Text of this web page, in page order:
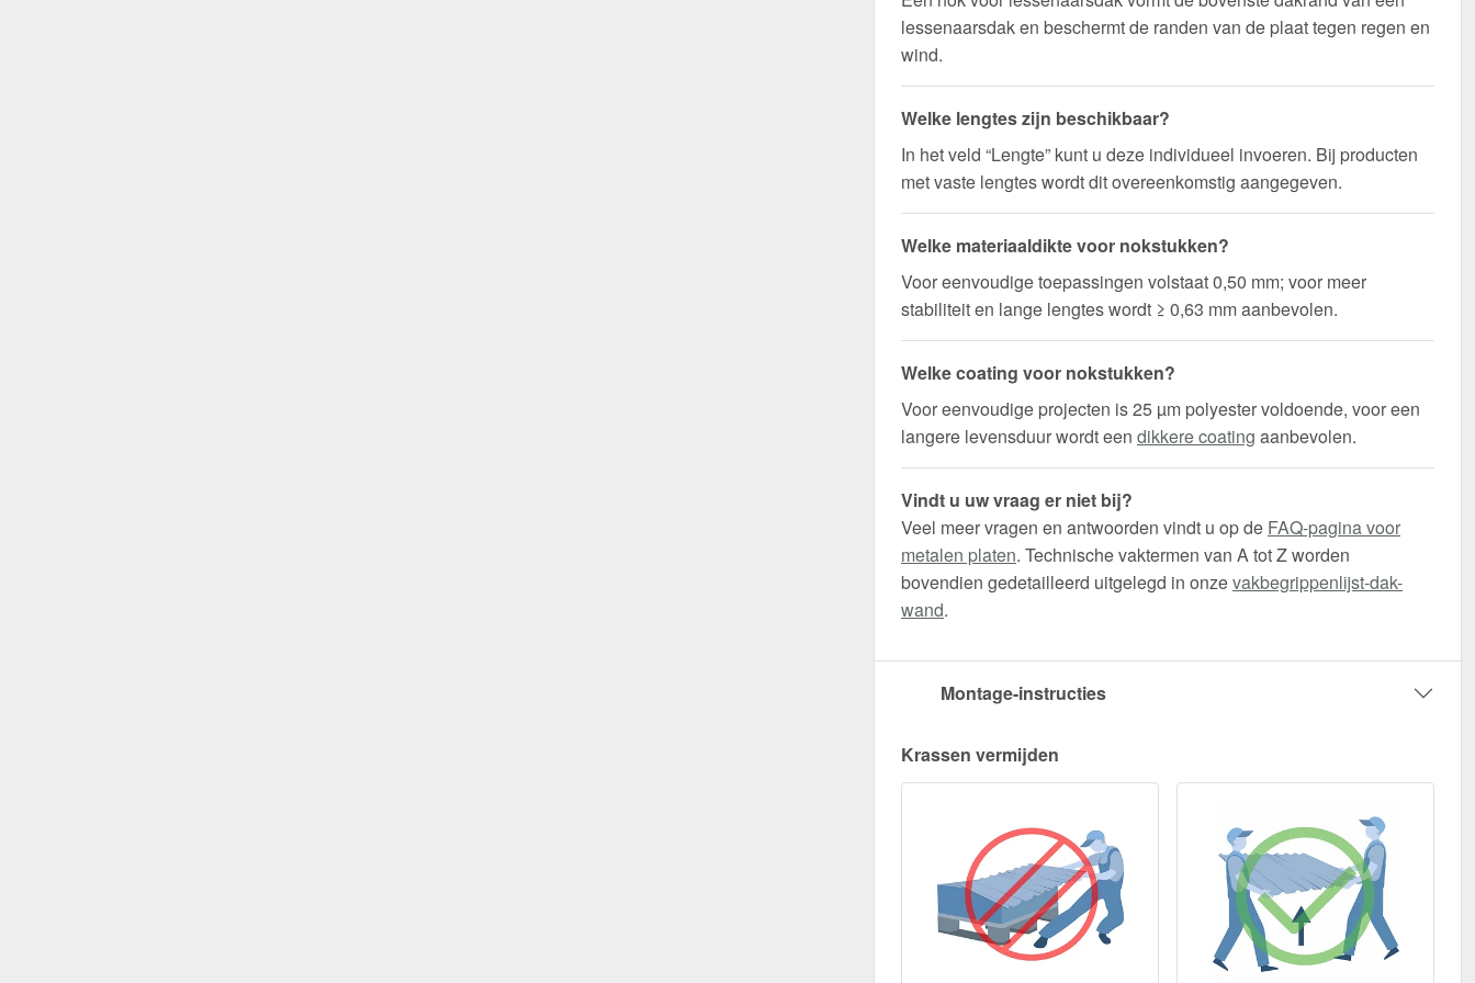
lessenaarsdak en beschermt de randen van de plaat tegen regen en
wind.
Welke lengtes zijn beschikbaar?
In het veld “Lengte” kunt u deze individueel invoeren. Bij producten
met vaste lengtes wordt dit overeenkomstig aangegeven.
Welke materiaaldikte voor nokstukken?
Voor eenvoudige toepassingen volstaat 0,50 mm; voor meer
stabiliteit en lange lengtes wordt ≥ 0,63 mm aanbevolen.
Welke coating voor nokstukken?
Voor eenvoudige projecten is 25 µm polyester voldoende, voor een
langere levensduur wordt een dikkere coating aanbevolen.
Vindt u uw vraag er niet bij?
Veel meer vragen en antwoorden vindt u op de FAQ-pagina voor
metalen platen. Technische vaktermen van A tot Z worden
bovendien gedetailleerd uitgelegd in onzevakbegrippenlijst-dak-
wand.
Montage-instructies
Krassen vermijden